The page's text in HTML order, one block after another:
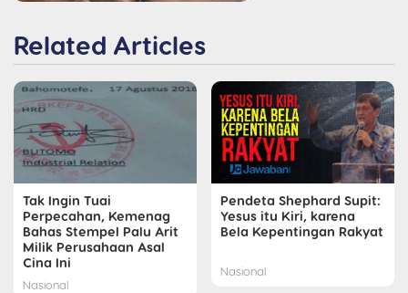
Related Articles
Tak Ingin Tuai
Perpecahan, Kemenag
Bahas Stempel Palu Arit
Milik Perusahaan Asal
Cina Ini
Nasional
Pendeta Shephard Supit:
Yesus itu Kiri, karena
Bela Kepentingan Rakyat
Nasional